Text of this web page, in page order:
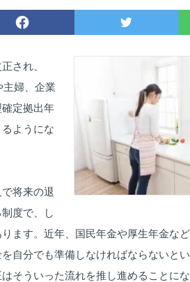
され、
主婦、企業
定拠出年
ようにな
将来の退
度で、し
ます。近年、国民年金や厚生年金な
自分でも準備しなければならないと
そういった流れを推し進めることにな